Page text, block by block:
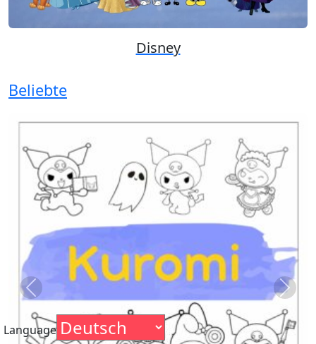
Disney
Beliebte
Previous Next
Language